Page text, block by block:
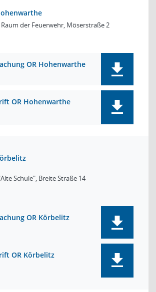
Raum der Feuerwehr, Möserstraße 2
OR Hohenwarthe
OR Hohenwarthe
Schule", Breite Straße 14
OR Körbelitz
OR Körbelitz